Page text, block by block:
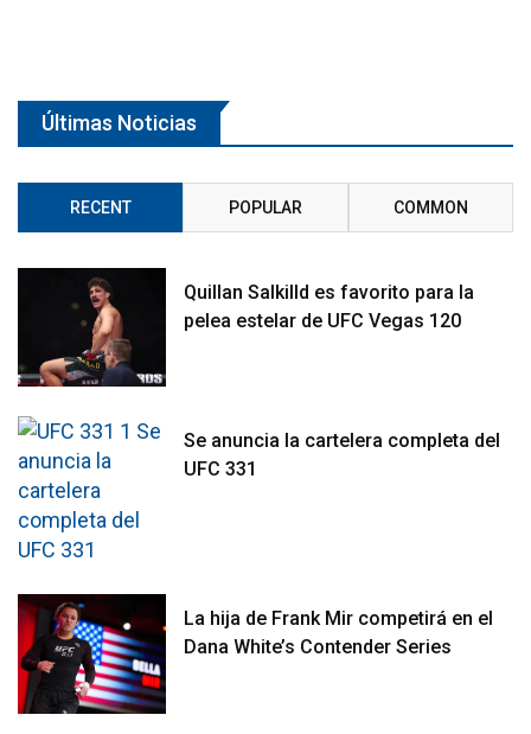
Últimas Noticias
RECENT POPULAR COMMON
Quillan Salkilld es favorito para la
pelea estelar de UFC Vegas 120
Se anuncia la cartelera completa del
UFC 331
La hija de Frank Mir competirá en el
Dana White’s Contender Series